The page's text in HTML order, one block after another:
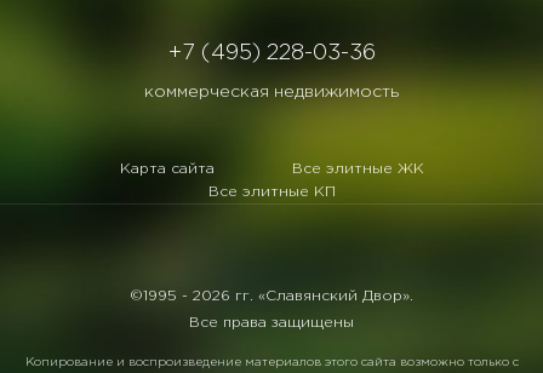
+7 (495) 228-03-36
коммерческая недвижимость
Карта сайта
Все элитные ЖК
Все элитные КП
©1995 - 2026 гг. «Славянский Двор».
Все права защищены
Копирование и воспроизведение материалов этого сайта возможно только с